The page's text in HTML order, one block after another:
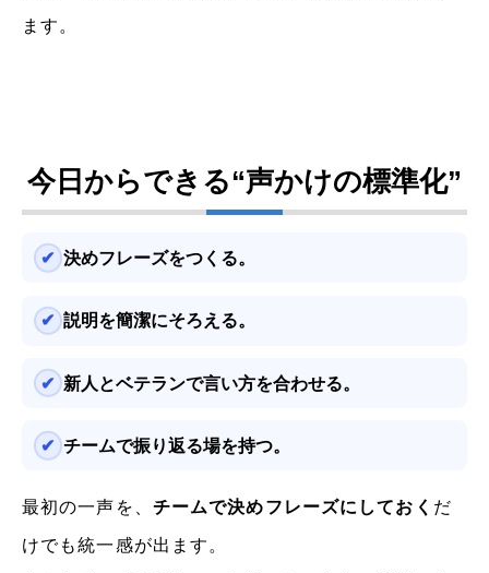
ます。
今日からできる“声かけの標準化”
決めフレーズをつくる。
説明を簡潔にそろえる。
新人とベテランで言い方を合わせる。
チームで振り返る場を持つ。
最初の一声を、 チームで決めフレーズにしておく だ
けでも統一感が出ます。